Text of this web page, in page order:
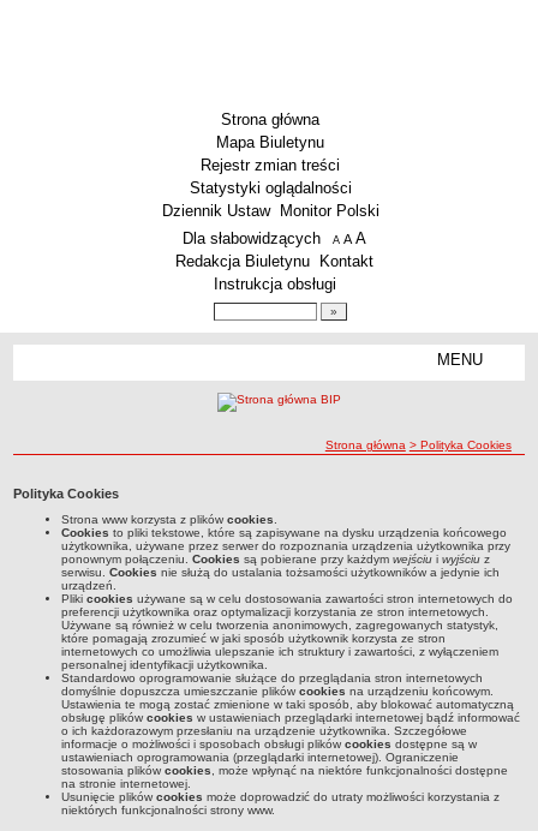
Strona główna
Mapa Biuletynu
Rejestr zmian treści
Statystyki oglądalności
Dziennik Ustaw
Monitor Polski
Menu dodatkowe
Dla słabowidzących A pomniejsz czcionkę
A standardowy rozmiar czcionki
A
Redakcja Biuletynu
Kontakt
Instrukcja obsługi
MENU
Techniczne Zakłady Naukowe
PRZEDSZKOLA
Przedszkola Miejskie
ARCHIWUM SZKÓŁ I PLACÓWEK
Zlikwidowane gimnazja
Przekształcone szkoły i placówki
Wielofunkcyjna Placówka
SPECJALNE OŚRODKI SZKOLNO-WYCHOWAWCZE
Specjalny Ośrodek nr 1
Specjalny Ośrodek nr 5
BURSA MIEJSKA
Dane podstawowe
ścieżka nawigacji
Strona główna > Polityka Cookies
Polityka Cookies
Strona www korzysta z plikówcookies
Cookies to pliki tekstowe, które są zapisywane na dysku urządzenia końcowego
użytkownika, używane przez serwer do rozpoznania urządzenia użytkownika przy
ponownym połączeniu.Cookies są pobierane przy każdymwejściu iwyjściu z
serwisu.Cookies nie służą do ustalania tożsamości użytkowników a jedynie ich
urządzeń.
Plikicookies używane są w celu dostosowania zawartości stron internetowych do
preferencji użytkownika oraz optymalizacji korzystania ze stron internetowych.
Używane są również w celu tworzenia anonimowych, zagregowanych statystyk,
które pomagają zrozumieć w jaki sposób użytkownik korzysta ze stron
internetowych co umożliwia ulepszanie ich struktury i zawartości, z wyłączeniem
personalnej identyfikacji użytkownika.
Standardowo oprogramowanie służące do przeglądania stron internetowych
domyślnie dopuszcza umieszczanie plikówcookies na urządzeniu końcowym.
Ustawienia te mogą zostać zmienione w taki sposób, aby blokować automatyczną
obsługę plikówcookies w ustawieniach przeglądarki internetowej bądź informować
o ich każdorazowym przesłaniu na urządzenie użytkownika. Szczegółowe
informacje o możliwości i sposobach obsługi plikówcookies dostępne są w
ustawieniach oprogramowania (przeglądarki internetowej). Ograniczenie
stosowania plikówcookies
, może wpłynąć na niektóre funkcjonalności dostępne
na stronie internetowej.
Usunięcie plikówcookies może doprowadzić do utraty możliwości korzystania z
niektórych funkcjonalności strony www.